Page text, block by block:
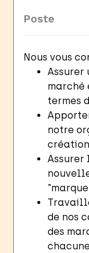
Poste
Nous vous
Assurer
marché
termes
notre
Assurer
de nos
des